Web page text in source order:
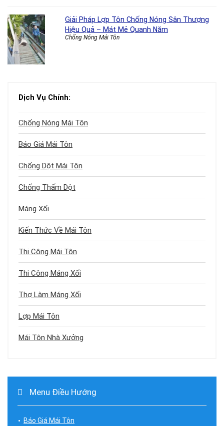
Giải Pháp Lợp Tôn Chống Nóng Sân Thượng
Hiệu Quả – Mát Mẻ Quanh Năm
Chống Nóng Mái Tôn
Dịch Vụ Chính:
Chống Nóng Mái Tôn
Báo Giá Mái Tôn
Chống Dột Mái Tôn
Chống Thấm Dột
Máng Xối
Kiến Thức Về Mái Tôn
Thi Công Mái Tôn
Thi Công Máng Xối
Thợ Làm Máng Xối
Lợp Mái Tôn
Mái Tôn Nhà Xưởng
Menu Điều Hướng
Báo Giá Mái Tôn